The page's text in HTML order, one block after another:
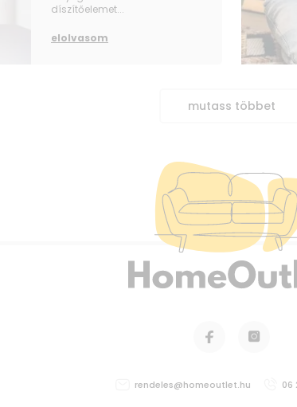
díszítőelemet...
elolvasom
mutass többet
rendeles@homeoutlet.hu 06